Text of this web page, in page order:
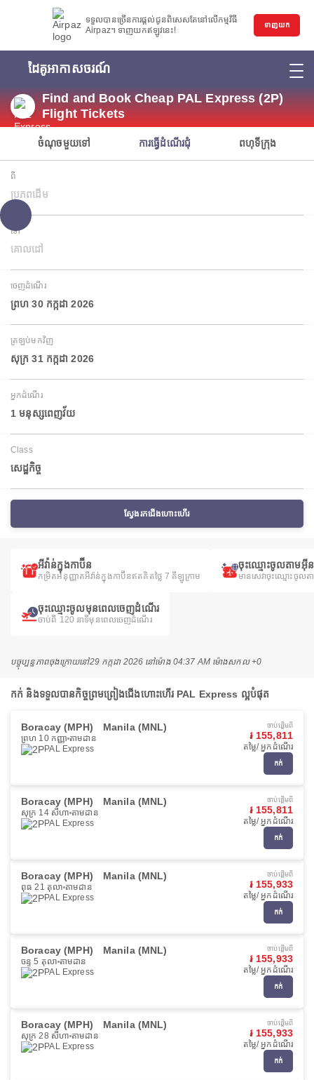
ទទួលបានច្រើនការផ្តល់ជូនពិសេសតែនៅលើកម្មវិធី
Airpaz។ ទាញយកឥឡូវនេះ!
ទាញយក
ដៃគូអាកាសចរណ៍
Find and Book Cheap PAL Express (2P)
Flight Tickets
ចំណុចមួយទៅ ការធ្វើដំណើរជុំ ពហុទីក្រុង
ពី
ប្រភពដើម
ទៅ
គោលដៅ
ចេញដំណើរ
ព្រហ 30 កក្កដា 2026
ត្រឡប់មកវិញ
សុក្រ 31 កក្កដា 2026
អ្នកដំណើរ
1 មនុស្សពេញវ័យ
Class
សេដ្ឋកិច្ច
ស្វែងរកជើងហោះហើរ
អីវ៉ាន់ក្នុងកាប៊ីន
កម្រិតអនុញ្ញាតអីវ៉ាន់ក្នុងកាប៊ីនឥតគិតថ្លៃ 7 គីឡូក្រាម
ចុះឈ្មោះចូលតាម
មានសេវាចុះឈ្មោះចូ
ចុះឈ្មោះចូលមុនពេលចេញដំណើរ
ចាប់ពី 120 នាទីមុនពេលចេញដំណើរ
បច្ចុប្បន្នភាពចុងក្រោយនៅ29 កក្កដា 2026 នៅ​ម៉ោង 04:37 AM ម៉ោង​សកល +0
កក់ និងទទួលបានកិច្ចព្រមព្រៀងជើងហោះហើរ PAL Express ល្អបំផុត
Boracay (MPH) Manila (MNL)
ព្រហ 10 កញ្ញា តាមដាន
PAL Express
ចាប់ផ្ដើមពី
៛ 155,811
តម្លៃ/ អ្នកដំណើរ
កក់
Boracay (MPH) Manila (MNL)
សុក្រ 14 សីហា តាមដាន
PAL Express
ចាប់ផ្ដើមពី
៛ 155,811
តម្លៃ/ អ្នកដំណើរ
កក់
Boracay (MPH) Manila (MNL)
ពុធ 21 តុលា តាមដាន
PAL Express
ចាប់ផ្ដើមពី
៛ 155,933
តម្លៃ/ អ្នកដំណើរ
កក់
Boracay (MPH) Manila (MNL)
ចន្ទ 5 តុលា តាមដាន
PAL Express
ចាប់ផ្ដើមពី
៛ 155,933
តម្លៃ/ អ្នកដំណើរ
កក់
Boracay (MPH) Manila (MNL)
សុក្រ 28 សីហា តាមដាន
PAL Express
ចាប់ផ្ដើមពី
៛ 155,933
តម្លៃ/ អ្នកដំណើរ
កក់